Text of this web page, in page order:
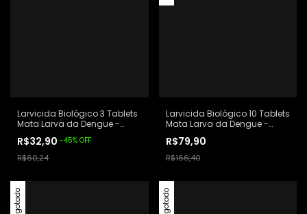
Larvicida Biológico 3 Tablets
Mata Larva da Dengue -
R$32,90 -45% OFF
R$60,24
Larvicida Biológico 10 Tablets
Mata Larva da Dengue -
R$79,90
R$166,40
Esgotado Esgotado